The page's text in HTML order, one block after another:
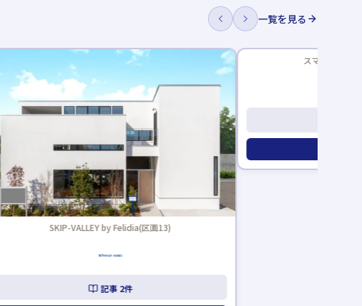
一覧を見る
SKIP-VALLEY by Felidia(区画13)
記事2件